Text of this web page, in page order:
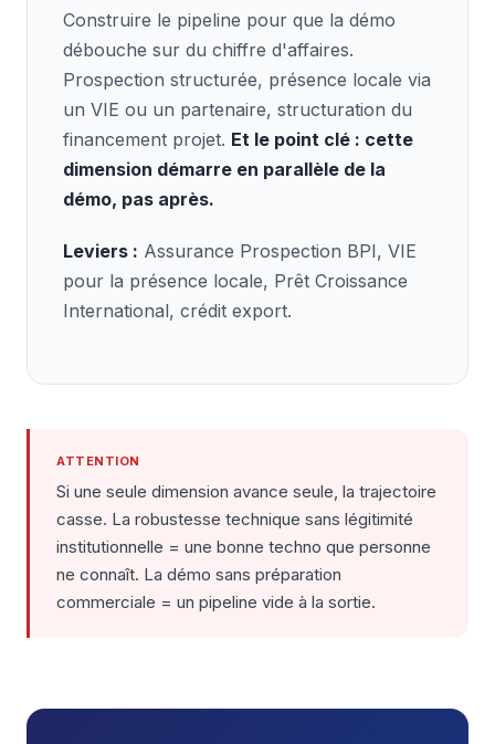
Construire le pipeline pour que la démo
débouche sur du chiffre d'affaires.
Prospection structurée, présence locale via
un VIE ou un partenaire, structuration du
financement projet. Et le point clé : cette
dimension démarre en parallèle de la
démo, pas après.
Leviers : Assurance Prospection BPI, VIE
pour la présence locale, Prêt Croissance
International, crédit export.
ATTENTION
Si une seule dimension avance seule, la trajectoire
casse. La robustesse technique sans légitimité
institutionnelle = une bonne techno que personne
ne connaît. La démo sans préparation
commerciale = un pipeline vide à la sortie.